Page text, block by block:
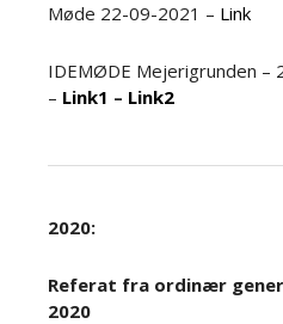
Møde 22-09-2021 – Link
IDEMØDE Mejerigrunden –
– Link1 – Link2
2020:
Referat fra ordinær
2020